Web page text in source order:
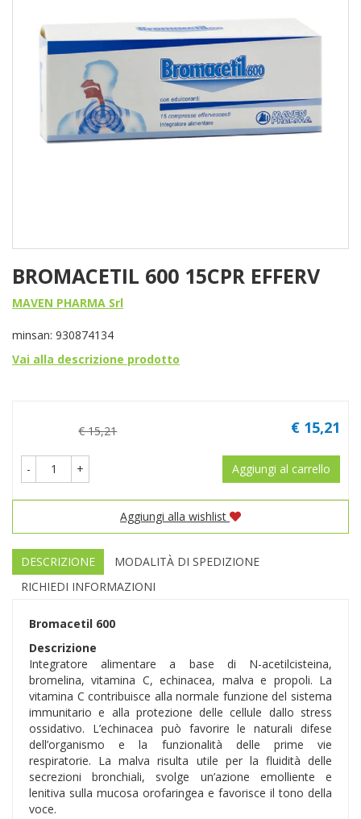
BROMACETIL 600 15CPR EFFERV
MAVEN PHARMA Srl
minsan: 930874134
Vai alla descrizione prodotto
€ 15,21
€ 15,21
- + Aggiungi al carrello
Aggiungi alla wishlist
DESCRIZIONE
MODALITÀ DI SPEDIZIONE
RICHIEDI INFORMAZIONI
Bromacetil 600
Descrizione
Integratore alimentare a base di N-acetilcisteina,
bromelina, vitamina C, echinacea, malva e propoli. La
vitamina C contribuisce alla normale funzione del sistema
immunitario e alla protezione delle cellule dallo stress
ossidativo. L’echinacea può favorire le naturali difese
dell’organismo e la funzionalità delle prime vie
respiratorie. La malva risulta utile per la fluidità delle
secrezioni bronchiali, svolge un’azione emolliente e
lenitiva sulla mucosa orofaringea e favorisce il tono della
voce.